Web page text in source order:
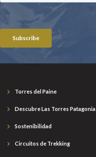
Torres del Paine
Descubre Las Torres Patagonia
Sostenibilidad
Circuitos de Trekking